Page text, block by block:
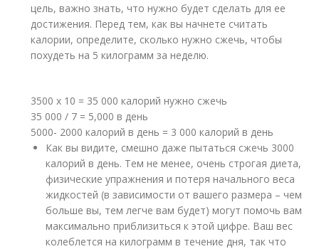
цель, важно знать, что нужно будет сделать для ее
достижения. Перед тем, как вы начнете считать
калории, определите, сколько нужно сжечь, чтобы
похудеть на 5 килограмм за неделю.
3500 х 10 = 35 000 калорий нужно сжечь
35 000 / 7 = 5,000 в день
5000- 2000 калорий в день = 3 000 калорий в день
Как вы видите, смешно даже пытаться сжечь 3000
калорий в день. Тем не менее, очень строгая диета,
физические упражнения и потеря начального веса
жидкостей (в зависимости от вашего размера – чем
больше вы, тем легче вам будет) могут помочь вам
максимально приблизиться к этой цифре. Ваш вес
колеблется на килограмм в течение дня, так что